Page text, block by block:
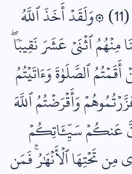
ٱللَّهِ فَلۡيَتَوَكَّلِ ٱلۡمُؤۡمِنُونَ (11) ۞وَلَقَدۡ أَخَذَ ٱللَّهُ
مِنۡهُمُ ٱثۡنَيۡ عَشَرَ نَقِيبٗاۖ
ٱلصَّلَوٰةَ وَءَاتَيۡتُمُ
وَأَقۡرَضۡتُمُ ٱللَّهَ
عَنكُمۡ سَيِّ‍َٔاتِكُمۡ
تَحۡتِهَا ٱلۡأَنۡهَٰرُۚ فَمَن